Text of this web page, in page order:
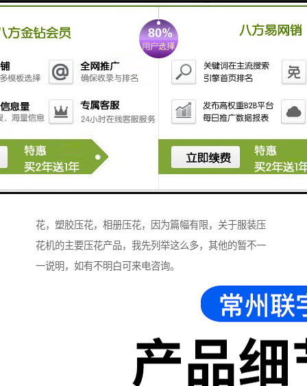
压花机压花产品
高周波压花机主要的压花产品有这样一些，服装压花，
花，塑胶压花，相册压花，因为篇幅有限，关于服装压
花机的主要压花产品，我先列举这么多，其他的暂不一
一说明，如有不明白可来电咨询。